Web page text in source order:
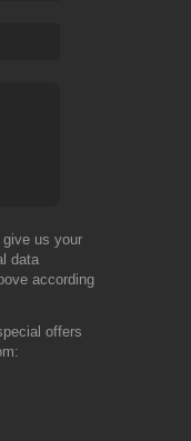
us your
data
according
offers